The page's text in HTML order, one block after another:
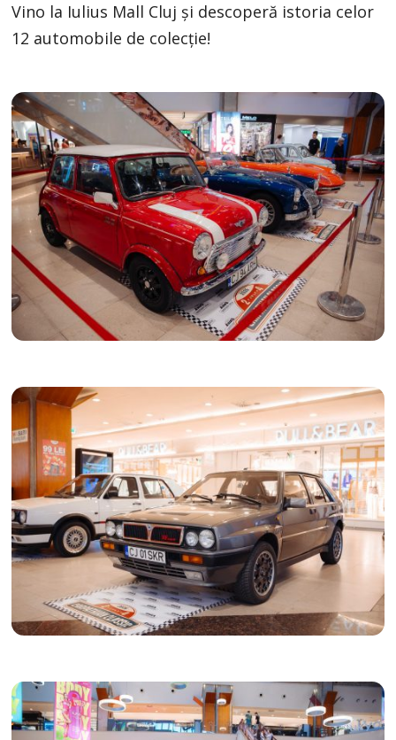
Vino la Iulius Mall Cluj și descoperă istoria celor
12 automobile de colecție!